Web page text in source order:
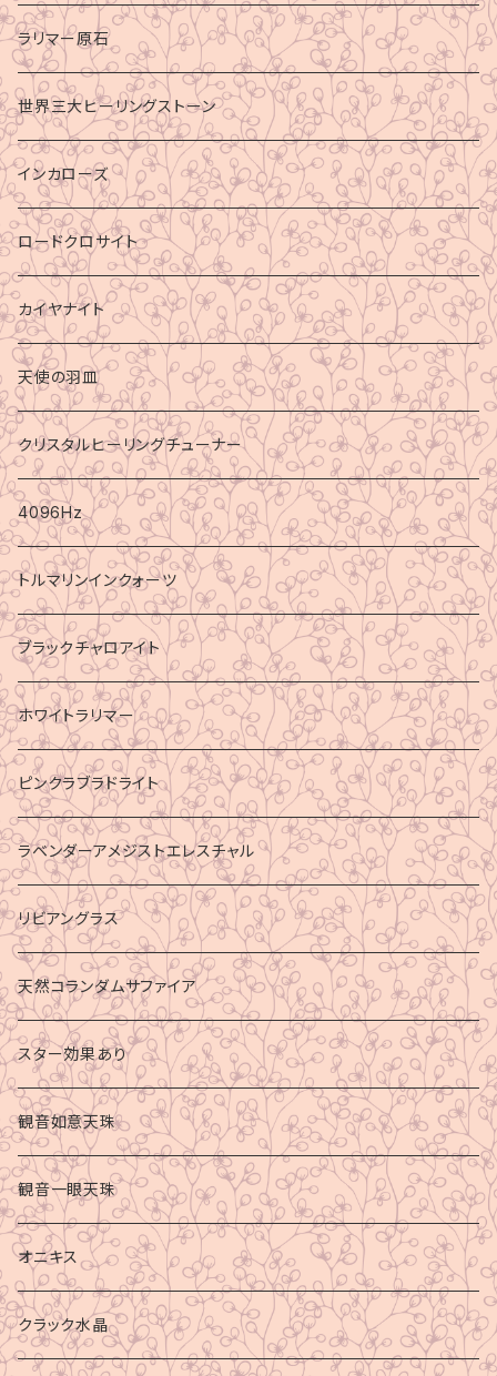
ラリマー原石
世界三大ヒーリングストーン
インカローズ
ロードクロサイト
カイヤナイト
天使の羽皿
クリスタルヒーリングチューナー
4096Hz
トルマリンインクォーツ
ブラックチャロアイト
ホワイトラリマー
ピンクラブラドライト
ラベンダーアメジストエレスチャル
リビアングラス
天然コランダムサファイア
スター効果あり
観音如意天珠
観音一眼天珠
オニキス
クラック水晶